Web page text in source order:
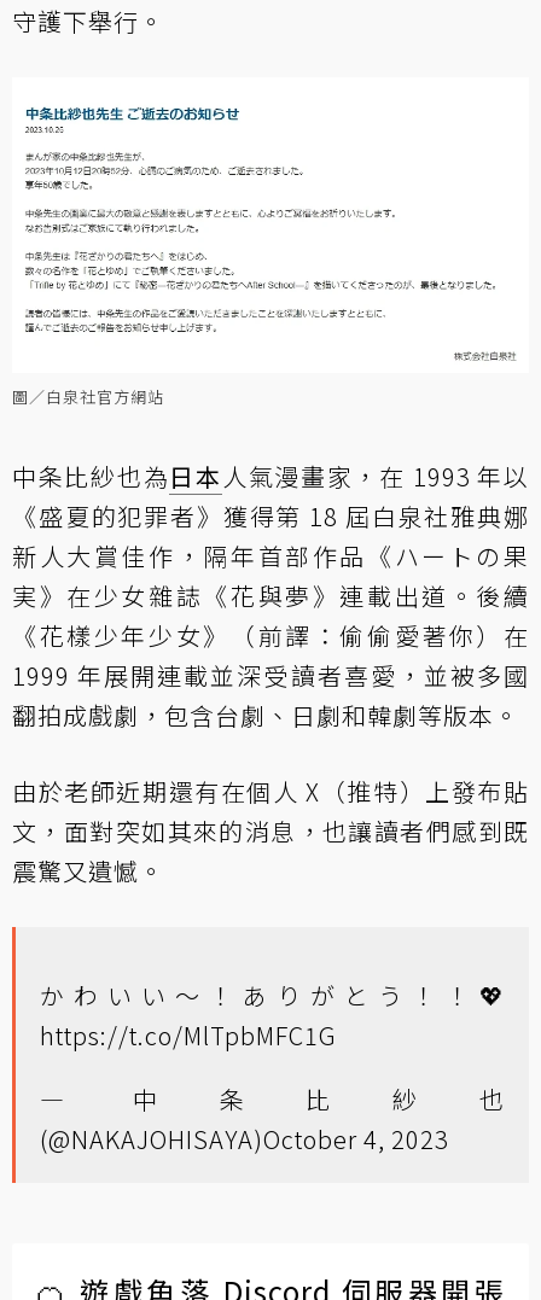
守護下舉行。
圖／白泉社官方網站
中条比紗也為日本 人氣漫畫家，在 1993 年以
《盛夏的犯罪者》獲得第 18 屆白泉社雅典娜
新人大賞佳作，隔年首部作品《ハートの果
実》在少女雜誌《花與夢》連載出道。後續
《花樣少年少女》（前譯：偷偷愛著你）在
1999 年展開連載並深受讀者喜愛，並被多國
翻拍成戲劇，包含台劇、日劇和韓劇等版本。
由於老師近期還有在個人 X（推特）上發布貼
文，面對突如其來的消息，也讓讀者們感到既
震驚又遺憾。
かわいい〜！ありがとう！！💖
https://t.co/MlTpbMFC1G
— 中条比紗也
(@NAKAJOHISAYA)October 4, 2023
🍊 遊戲角落 Discord 伺服器開張